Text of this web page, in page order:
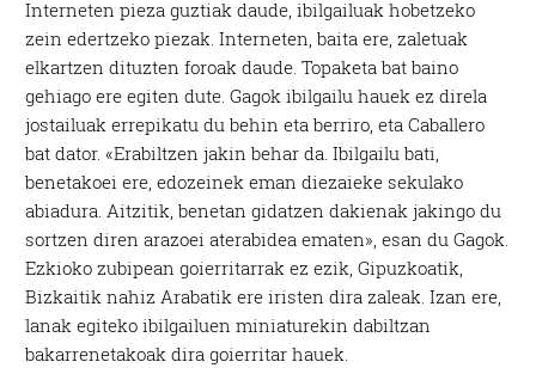
Interneten pieza guztiak daude, ibilgailuak hobetzeko
zein edertzeko piezak. Interneten, baita ere, zaletuak
elkartzen dituzten foroak daude. Topaketa bat baino
gehiago ere egiten dute. Gagok ibilgailu hauek ez direla
jostailuak errepikatu du behin eta berriro, eta Caballero
bat dator. «Erabiltzen jakin behar da. Ibilgailu bati,
benetakoei ere, edozeinek eman diezaieke sekulako
abiadura. Aitzitik, benetan gidatzen dakienak jakingo du
sortzen diren arazoei aterabidea ematen», esan du Gagok.
Ezkioko zubipean goierritarrak ez ezik, Gipuzkoatik,
Bizkaitik nahiz Arabatik ere iristen dira zaleak. Izan ere,
lanak egiteko ibilgailuen miniaturekin dabiltzan
bakarrenetakoak dira goierritar hauek.